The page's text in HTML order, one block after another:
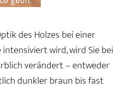
des Holzes bei einer
wird, wird Sie bei
verändert – entweder
dunkler braun bis fast